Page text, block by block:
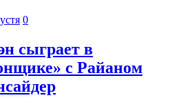
0
сыграет в
с Райаном